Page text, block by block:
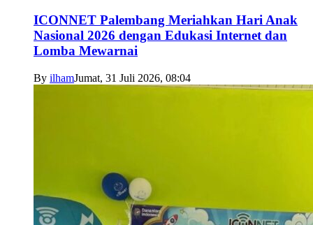
ICONNET Palembang Meriahkan Hari Anak
Nasional 2026 dengan Edukasi Internet dan
Lomba Mewarnai
By ilhamJumat, 31 Juli 2026, 08:04